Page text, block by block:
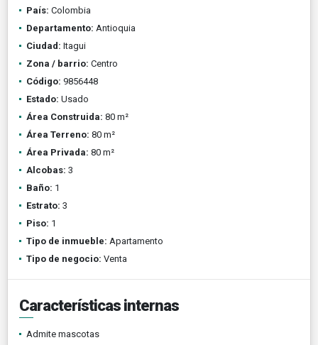
País: Colombia
Departamento: Antioquia
Ciudad: Itagui
Zona / barrio: Centro
Código: 9856448
Estado: Usado
Área Construida: 80 m²
Área Terreno: 80 m²
Área Privada: 80 m²
Alcobas: 3
Baño: 1
Estrato: 3
Piso: 1
Tipo de inmueble: Apartamento
Tipo de negocio: Venta
Características internas
Admite mascotas